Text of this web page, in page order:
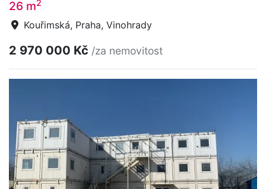
26 m2
Kouřimská, Praha, Vinohrady
2 970 000 Kč /za nemovitost